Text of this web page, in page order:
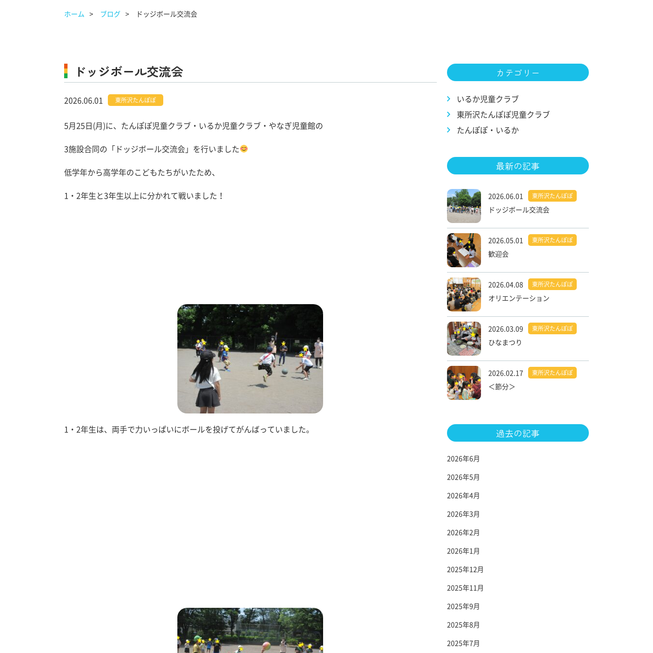
ホーム ブログ ドッジボール交流会
ドッジボール交流会
2026.06.01 東所沢たんぽぽ
5月25日(月)に、たんぽぽ児童クラブ・いるか児童クラブ・やなぎ児童館の
3施設合同の「ドッジボール交流会」を行いました
低学年から高学年のこどもたちがいたため、
1・2年生と3年生以上に分かれて戦いました！
1・2年生は、両手で力いっぱいにボールを投げてがんばっていました。
カテゴリー
いるか児童クラブ
東所沢たんぽぽ児童クラブ
たんぽぽ・いるか
最新の記事
2026.06.01 東所沢たんぽぽ
ドッジボール交流会
2026.05.01 東所沢たんぽぽ
歓迎会
2026.04.08 東所沢たんぽぽ
オリエンテーション
2026.03.09 東所沢たんぽぽ
ひなまつり
2026.02.17 東所沢たんぽぽ
＜節分＞
過去の記事
2026年6月
2026年5月
2026年4月
2026年3月
2026年2月
2026年1月
2025年12月
2025年11月
2025年9月
2025年8月
2025年7月